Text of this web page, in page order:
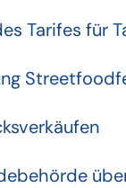
Tarifes für